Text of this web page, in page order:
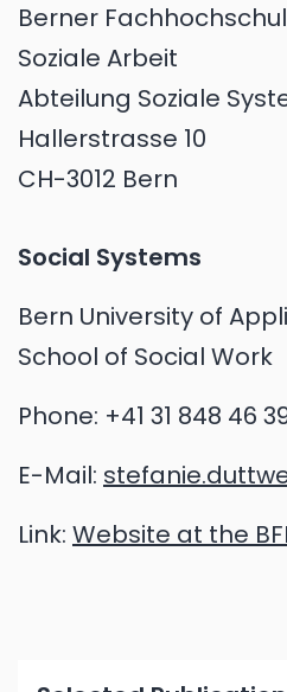
Berner
Soziale Arbeit
Abteilung Soziale
Hallerstrasse 10
CH-3012 Bern
Social Systems
Bern University of
School of Social Work
Phone: +41 31 848 46
E-Mail:
Link: Website at the